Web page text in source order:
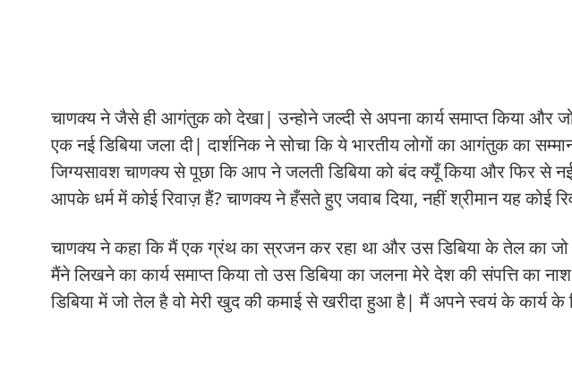
चाणक्य ने जैसे ही आगंतुक को देखा| उन्होने जल्दी से अपना कार्य समाप्त किया और
एक नई डिबिया जला दी| दार्शनिक ने सोचा कि ये भारतीय लोगों का आगंतुक का
जिग्यसावश चाणक्य से पूछा कि आप ने जलती डिबिया को बंद क्यूँ किया और फिर से
आपके धर्म में कोई रिवाज़ हैं? चाणक्य ने हँसते हुए जवाब दिया, नहीं श्रीमान यह कोई
चाणक्य ने कहा कि मैं एक ग्रंथ का स्रजन कर रहा था और उस डिबिया के तेल का
मैंने लिखने का कार्य समाप्त किया तो उस डिबिया का जलना मेरे देश की संपत्ति का
डिबिया में जो तेल है वो मेरी खुद की कमाई से खरीदा हुआ है| मैं अपने स्वयं के कार्य